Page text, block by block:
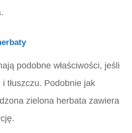
podobne właściwości, jeśli
tłuszczu. Podobnie jak
zielona herbata zawiera